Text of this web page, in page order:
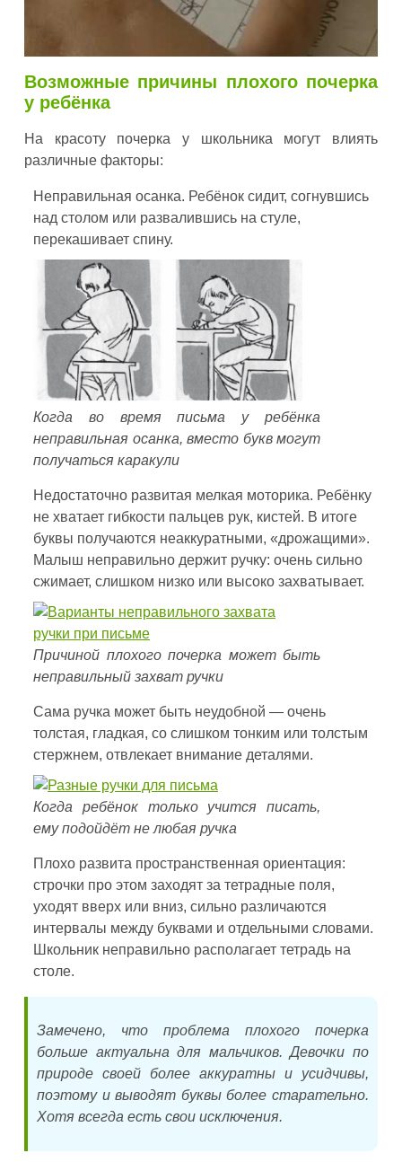
Возможные причины плохого почерка
у ребёнка
На красоту почерка у школьника могут влиять
различные факторы:
Неправильная осанка. Ребёнок сидит, согнувшись
над столом или развалившись на стуле,
перекашивает спину.
Когда во время письма у ребёнка
неправильная осанка, вместо букв могут
получаться каракули
Недостаточно развитая мелкая моторика. Ребёнку
не хватает гибкости пальцев рук, кистей. В итоге
буквы получаются неаккуратными, «дрожащими».
Малыш неправильно держит ручку: очень сильно
сжимает, слишком низко или высоко захватывает.
Причиной плохого почерка может быть
неправильный захват ручки
Сама ручка может быть неудобной — очень
толстая, гладкая, со слишком тонким или толстым
стержнем, отвлекает внимание деталями.
Когда ребёнок только учится писать,
ему подойдёт не любая ручка
Плохо развита пространственная ориентация:
строчки про этом заходят за тетрадные поля,
уходят вверх или вниз, сильно различаются
интервалы между буквами и отдельными словами.
Школьник неправильно располагает тетрадь на
столе.
Замечено, что проблема плохого почерка
больше актуальна для мальчиков. Девочки по
природе своей более аккуратны и усидчивы,
поэтому и выводят буквы более старательно.
Хотя всегда есть свои исключения.